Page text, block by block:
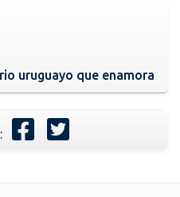
uruguayo que enamora